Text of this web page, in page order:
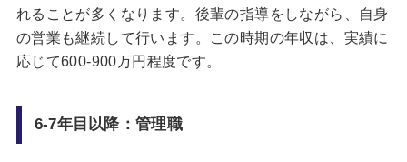
れることが多くなります。後輩の指導をしながら、自身
の営業も継続して行います。この時期の年収は、実績に
応じて600-900万円程度です。
6-7年目以降：管理職